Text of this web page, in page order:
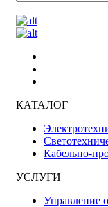
+
КАТАЛОГ
Кабельно-
УСЛУГИ
Управление